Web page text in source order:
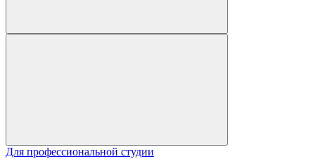
Для профессиональной студии